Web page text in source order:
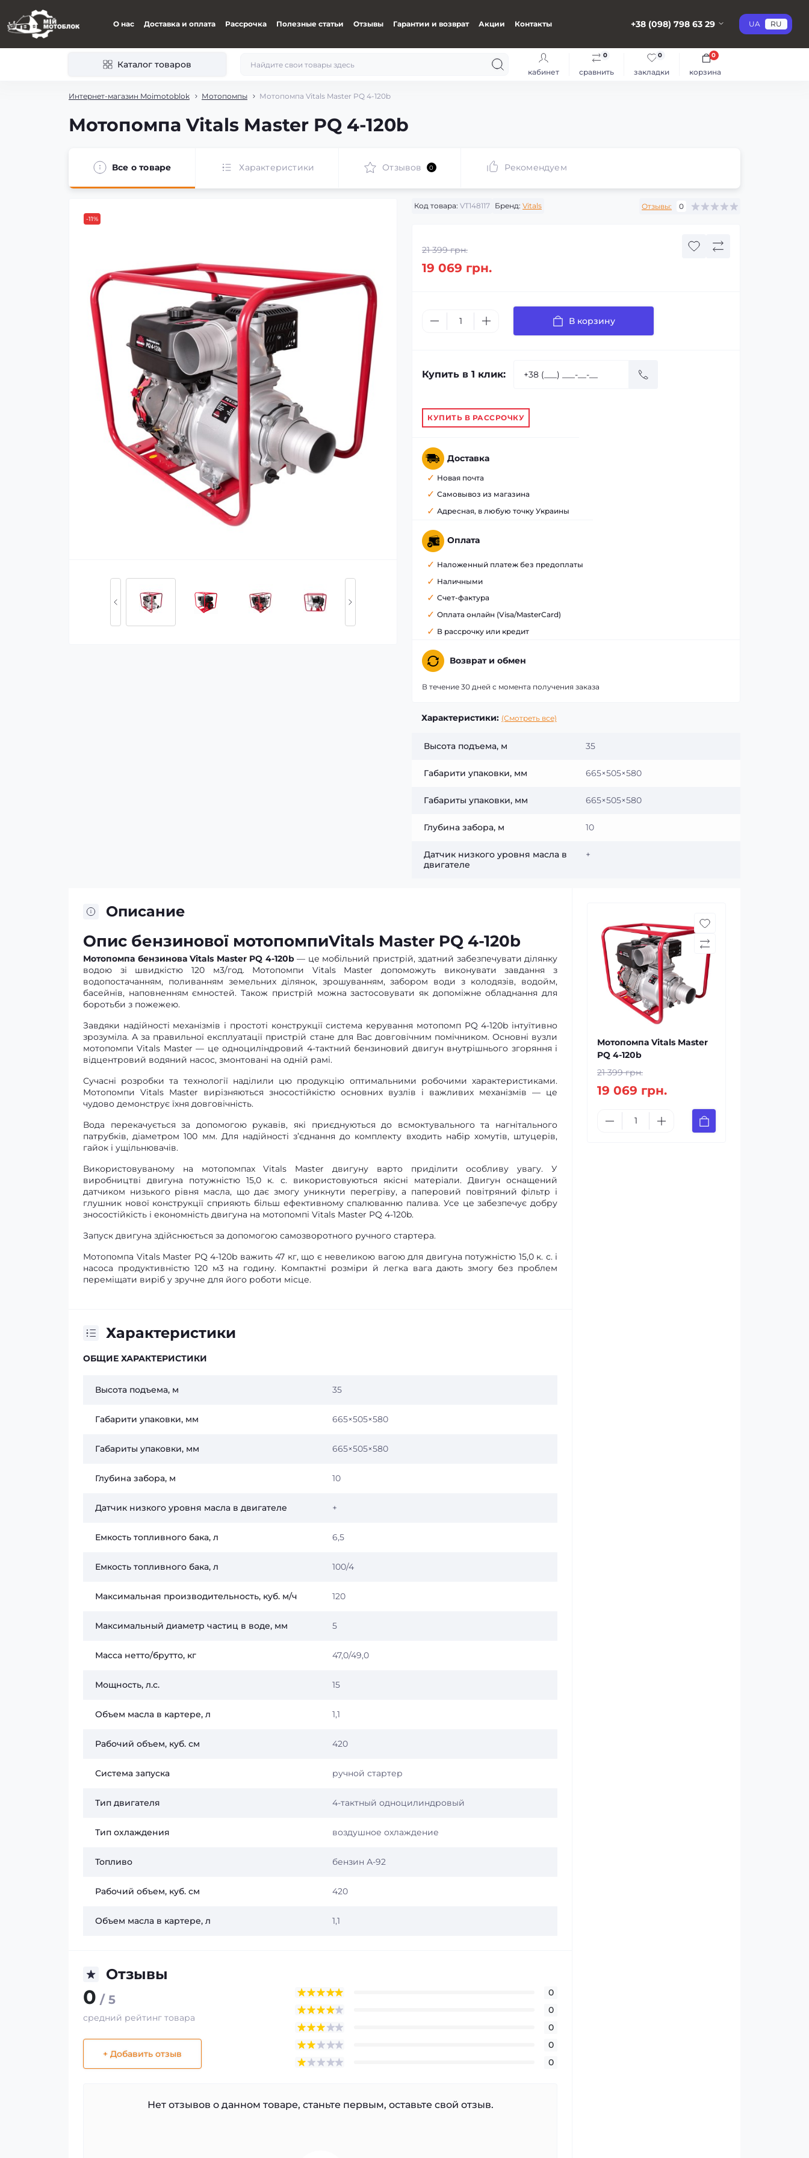
О нас Доставка и оплата Рассрочка Полезные статьи Отзывы Гарантии и возврат Акции Контакты +38 (098) 798 63 29 UA RU
Каталог товаров
кабинет сравнить
0
закладки
0
корзина
0
Интернет-магазин Moimotoblok Мотопомпы Мотопомпа Vitals Master PQ 4-120b
Мотопомпа Vitals Master PQ 4-120b
Все о товаре Характеристики Отзывов 0 Рекомендуем
-11%
Код товара: VT148117 Бренд: Vitals Отзывы: 0
21 399 грн.
19 069 грн.
В корзину
Купить в 1 клик:
КУПИТЬ В РАССРОЧКУ
Доставка
Новая почта
Самовывоз из магазина
Адресная, в любую точку Украины
Оплата
Наложенный платеж без предоплаты
Наличными
Счет-фактура
Оплата онлайн (Visa/MasterCard)
В рассрочку или кредит
Возврат и обмен
В течение 30 дней с момента получения заказа
Характеристики: (Смотреть все)
Высота подъема, м 35
Габарити упаковки, мм 665×505×580
Габариты упаковки, мм 665×505×580
Глубина забора, м 10
Датчик низкого уровня масла в
двигателе
+
Описание
Опис бензинової мотопомпиVitals Master PQ 4-120b
Мотопомпа бензинова Vitals Master PQ 4-120b— це мобільний пристрій, здатний забезпечувати ділянку
водою зі швидкістю 120 м3/год. Мотопомпи Vitals Master допоможуть виконувати завдання з
водопостачанням, поливанням земельних ділянок, зрошуванням, забором води з колодязів, водойм,
басейнів, наповненням ємностей. Також пристрій можна застосовувати як допоміжне обладнання для
боротьби з пожежею.
Завдяки надійності механізмів і простоті конструкції система керування мотопомп PQ 4-120b інтуїтивно
зрозуміла. А за правильної експлуатації пристрій стане для Вас довговічним помічником. Основні вузли
мотопомпи Vitals Master — це одноциліндровий 4-тактний бензиновий двигун внутрішнього згоряння і
відцентровий водяний насос, змонтовані на одній рамі.
Сучасні розробки та технології наділили цю продукцію оптимальними робочими характеристиками.
Мотопомпи Vitals Master вирізняються зносостійкістю основних вузлів і важливих механізмів — це
чудово демонструє їхня довговічність.
Вода перекачується за допомогою рукавів, які приєднуються до всмоктувального та нагнітального
патрубків, діаметром 100 мм. Для надійності з’єднання до комплекту входить набір хомутів, штуцерів,
гайок і ущільнювачів.
Використовуваному на мотопомпах Vitals Master двигуну варто приділити особливу увагу. У
виробництві двигуна потужністю 15,0 к. с. використовуються якісні матеріали. Двигун оснащений
датчиком низького рівня масла, що дає змогу уникнути перегріву, а паперовий повітряний фільтр і
глушник нової конструкції сприяють більш ефективному спалюванню палива. Усе це забезпечує добру
зносостійкість і економність двигуна на мотопомпі Vitals Master PQ 4-120b.
Запуск двигуна здійснюється за допомогою самозворотного ручного стартера.
Мотопомпа Vitals Master PQ 4-120b важить 47 кг, що є невеликою вагою для двигуна потужністю 15,0 к. с. і
насоса продуктивністю 120 м3 на годину. Компактні розміри й легка вага дають змогу без проблем
переміщати виріб у зручне для його роботи місце.
Характеристики
ОБЩИЕ ХАРАКТЕРИСТИКИ
Высота подъема, м 35
Габарити упаковки, мм 665×505×580
Габариты упаковки, мм 665×505×580
Глубина забора, м 10
Датчик низкого уровня масла в двигателе +
Емкость топливного бака, л 6,5
Емкость топливного бака, л 100/4
Максимальная производительность, куб. м/ч 120
Максимальный диаметр частиц в воде, мм 5
Масса нетто/брутто, кг 47,0/49,0
Мощность, л.с. 15
Объем масла в картере, л 1,1
Рабочий объем, куб. см 420
Система запуска ручной стартер
Тип двигателя 4-тактный одноцилиндровый
Тип охлаждения воздушное охлаждение
Топливо бензин А-92
Рабочий объем, куб. см 420
Объем масла в картере, л 1,1
Отзывы
0 / 5
средний рейтинг товара
+ Добавить отзыв
0
0
0
0
0
Нет отзывов о данном товаре, станьте первым, оставьте свой отзыв.
Мотопомпа Vitals Master
PQ 4-120b
21 399 грн.
19 069 грн.